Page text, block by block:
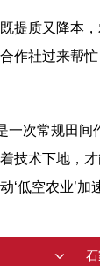
提质又降本
作社过来帮
一次常规田
技术下地，
‘低空农业’加